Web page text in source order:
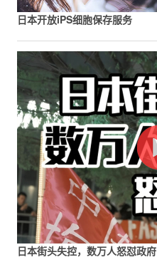
日本开放iPS细胞保存服务
日本街头失控，数万人怒怼政府